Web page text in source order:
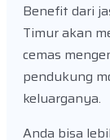
Benefit dari
Timur akan
cemas
pendukung
keluarganya.
Anda bisa